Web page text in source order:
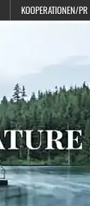
KOOPERATIONEN/PR